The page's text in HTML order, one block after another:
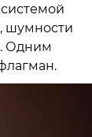
шумности
Одним